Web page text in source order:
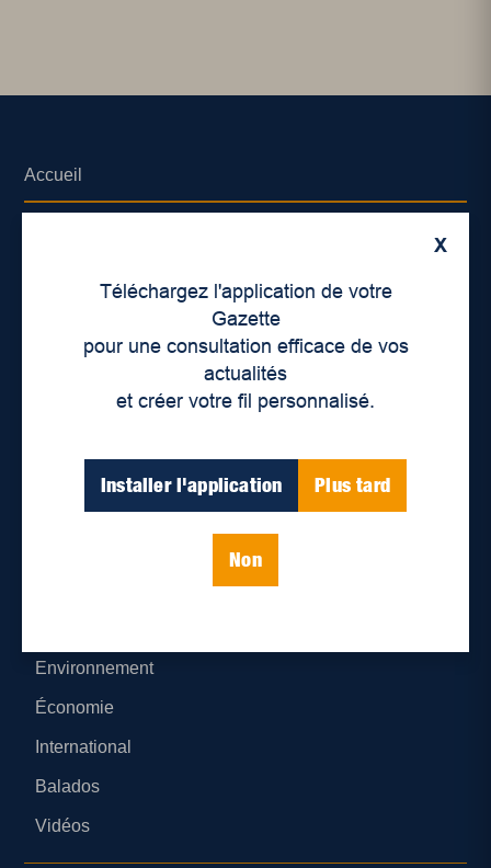
X
Téléchargez l'application de votre
Gazette
pour une consultation efficace de vos
actualités
et créer votre fil personnalisé.
Installer l'application Plus tard
Non
Accueil
Déontologie et confidentialité
Parutions numériques
Environnement
Économie
International
Balados
Vidéos